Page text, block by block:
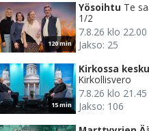
120 min
Yösoihtu Te
1/2
7.8.26 klo 22.00
Jakso: 25
15 min
Kirkossa
Kirkollisvero
7.8.26 klo 21.45
Jakso: 106